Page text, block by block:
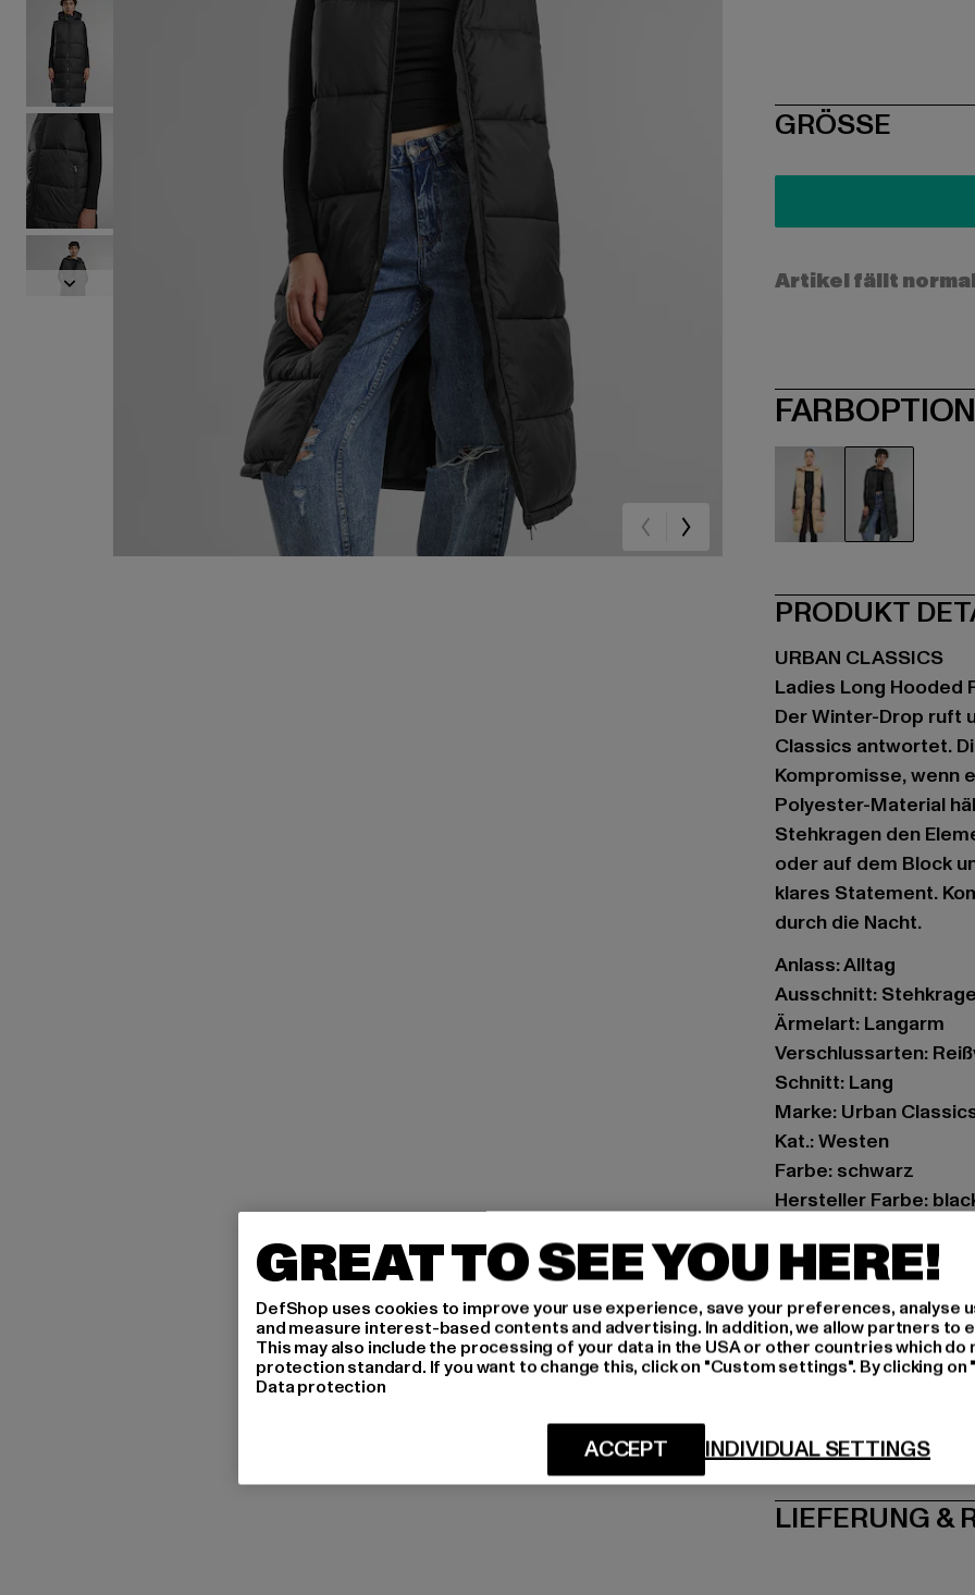
SIZE
GRÖSSE
Artikel fällt
PRODUKT
URBAN CLASSICS
Ladies Long Hooded
Der Winter-Drop ruft
Classics antwortet.
Kompromisse, wenn
Polyester-Material
Stehkragen den
oder auf dem Block
klares Statement.
durch die Nacht.
Anlass: Alltag
Ausschnitt:
Ärmelart: Langarm
Verschlussarten:
Schnitt: Lang
Marke: Urban
Kat.: Westen
Farbe: schwarz
Hersteller Farbe:
Art.Nr: TB7007-00007
Hersteller: TB
Dr.-Robert-Murjahn-
LIEFERUNG &
GREAT TO SEE YOU HERE!
DefShop uses cookies to improve your use experience, save your preferences, analyse
and measure interest-based contents and advertising. In addition, we allow partners to
This may also include the processing of your data in the USA or other countries which do
protection standard. If you want to change this, click on "Custom settings". By clicking
Data protection
INDIVIDUAL SETTINGS
ACCEPT